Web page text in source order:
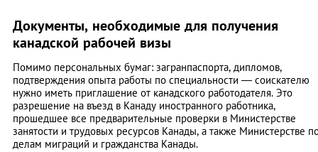
Документы, необходимые для получения
канадской рабочей визы
Помимо персональных бумаг: загранпаспорта, дипломов,
подтверждения опыта работы по специальности — соискателю
нужно иметь приглашение от канадского работодателя. Это
разрешение на въезд в Канаду иностранного работника,
прошедшее все предварительные проверки в Министерстве
занятости и трудовых ресурсов Канады, а также Министерстве
делам миграций и гражданства Канады.